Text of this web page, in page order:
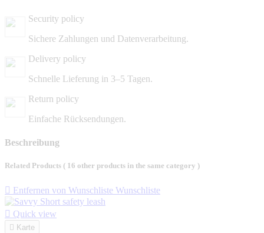
Security policy
Sichere Zahlungen und Datenverarbeitung.
Delivery policy
Schnelle Lieferung in 3–5 Tagen.
Return policy
Einfache Rücksendungen.
Beschreibung
Related Products ( 16 other products in the same category )
 Entfernen von Wunschliste Wunschliste
 Quick view
 Karte